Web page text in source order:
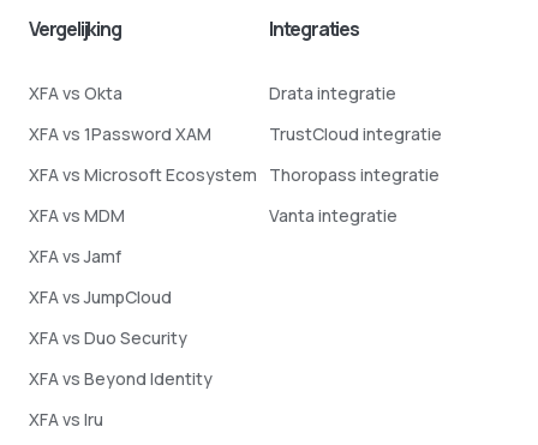
Vergelijking
XFA vs Okta
XFA vs 1Password XAM
XFA vs Microsoft Ecosystem
XFA vs MDM
XFA vs Jamf
XFA vs JumpCloud
XFA vs Duo Security
XFA vs Beyond Identity
XFA vs Iru
Integraties
Drata integratie
TrustCloud integratie
Thoropass integratie
Vanta integratie